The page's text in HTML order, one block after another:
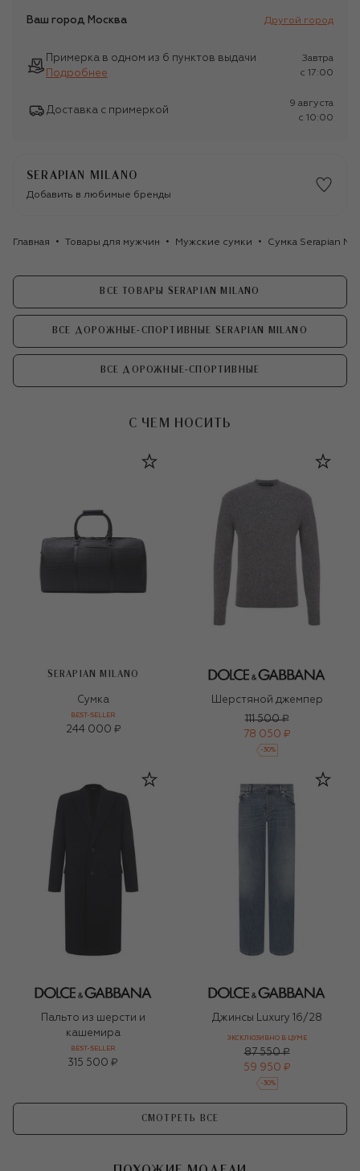
Ваш город Москва Другой город
Примерка в одном из 6 пунктов выдачи
Подробнее
Завтра
c 17:00
Доставка с примеркой
9 августа
c 10:00
SERAPIAN MILANO
Добавить в любимые бренды
Главная Товары для мужчин Мужские сумки Сумка Serapian
ВСЕ ТОВАРЫ SERAPIAN MILANO
ВСЕ ДОРОЖНЫЕ-СПОРТИВНЫЕ SERAPIAN MILANO
ВСЕ ДОРОЖНЫЕ-СПОРТИВНЫЕ
С ЧЕМ НОСИТЬ
SERAPIAN MILANO
Сумка
BEST-SELLER
244 000 ₽
Шерстяной джемпер
111 500 ₽
78 050 ₽
-30%
Пальто из шерсти и
кашемира
BEST-SELLER
315 500 ₽
Джинсы Luxury 16/28
ЭКСКЛЮЗИВНО В ЦУМЕ
87 550 ₽
59 950 ₽
-30%
СМОТРЕТЬ ВСЕ